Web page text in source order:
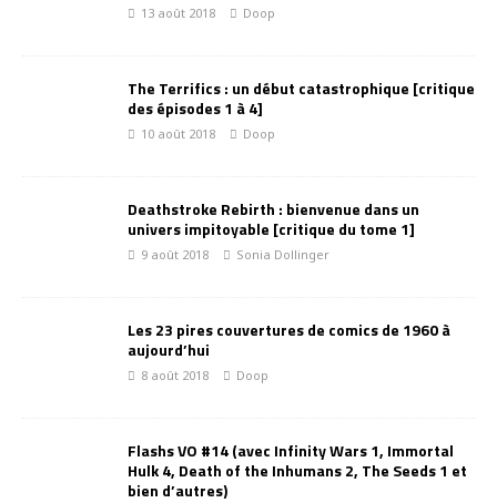
13 août 2018 Doop
The Terrifics : un début catastrophique [critique
des épisodes 1 à 4]
10 août 2018 Doop
Deathstroke Rebirth : bienvenue dans un
univers impitoyable [critique du tome 1]
9 août 2018 Sonia Dollinger
Les 23 pires couvertures de comics de 1960 à
aujourd’hui
8 août 2018 Doop
Flashs VO #14 (avec Infinity Wars 1, Immortal
Hulk 4, Death of the Inhumans 2, The Seeds 1 et
bien d’autres)